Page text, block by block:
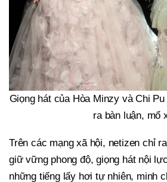
Giọng hát của Hòa Minzy và Chi
ra bàn luận, mổ
Trên các mạng xã hội, netizen chỉ
giữ vững phong độ, giọng hát nội
những tiếng lấy hơi tự nhiên, minh